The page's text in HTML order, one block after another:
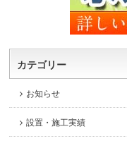
カテゴリー
お知らせ
設置・施工実績